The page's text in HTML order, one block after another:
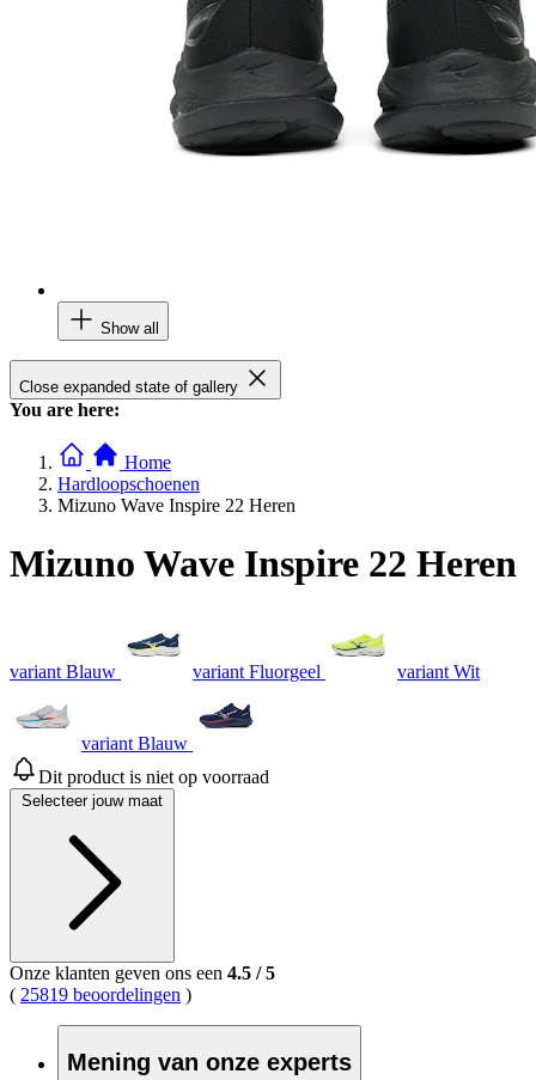
Show all
Close expanded state of gallery
You are here:
Home
Hardloopschoenen
Mizuno Wave Inspire 22 Heren
Mizuno Wave Inspire 22 Heren
variant Blauw variant Fluorgeel variant Wit
variant Blauw
Dit product is niet op voorraad
Selecteer jouw maat
Onze klanten geven ons een 4.5 /5
( 25819 beoordelingen )
Mening van onze experts